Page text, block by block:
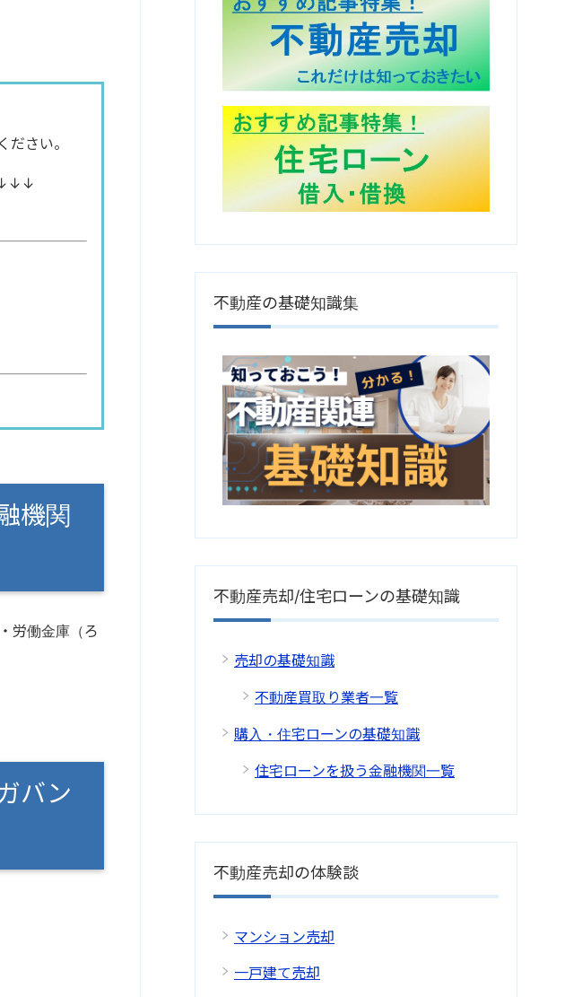
さい。
↓↓↓
機関
労働金庫（ろ
バン
不動産の基礎知識集
不動産売却/住宅ローンの基礎知識
売却の基礎知識
不動産買取り業者一覧
購入・住宅ローンの基礎知識
住宅ローンを扱う金融機関一覧
不動産売却の体験談
マンション売却
一戸建て売却